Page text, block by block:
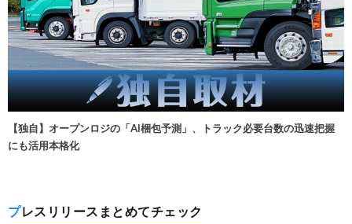
【独自】オープンロジの「AI梱包予測」、トラック必要台数の迅速把握
にも活用本格化
プレスリリースまとめてチェック